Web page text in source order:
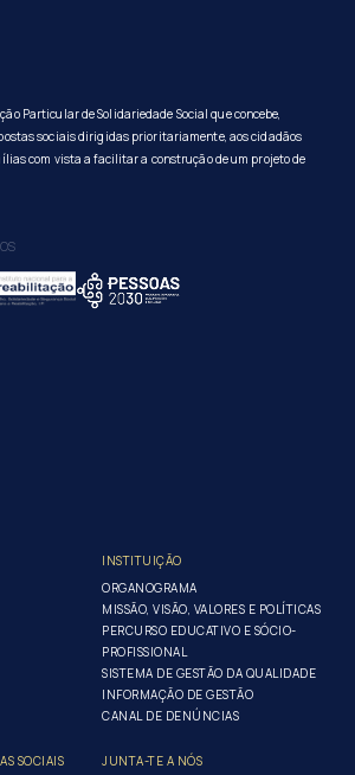
Particular de Solidariedade Social que concebe,
sociais dirigidas prioritariamente, aos cidadãos
com vista a facilitar a construção de um projeto de
INSTITUIÇÃO
ORGANOGRAMA
MISSÃO, VISÃO, VALORES E POLÍTICAS
PERCURSO EDUCATIVO E SÓCIO-
PROFISSIONAL
SISTEMA DE GESTÃO DA QUALIDADE
INFORMAÇÃO DE GESTÃO
CANAL DE DENÚNCIAS
SOCIAIS JUNTA-TE A NÓS